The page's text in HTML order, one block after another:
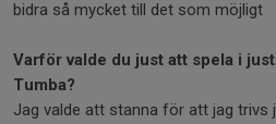
bidra så mycket till det som möjligt
Varför valde du just att spela i
Tumba?
Jag valde att stanna för att jag trivs